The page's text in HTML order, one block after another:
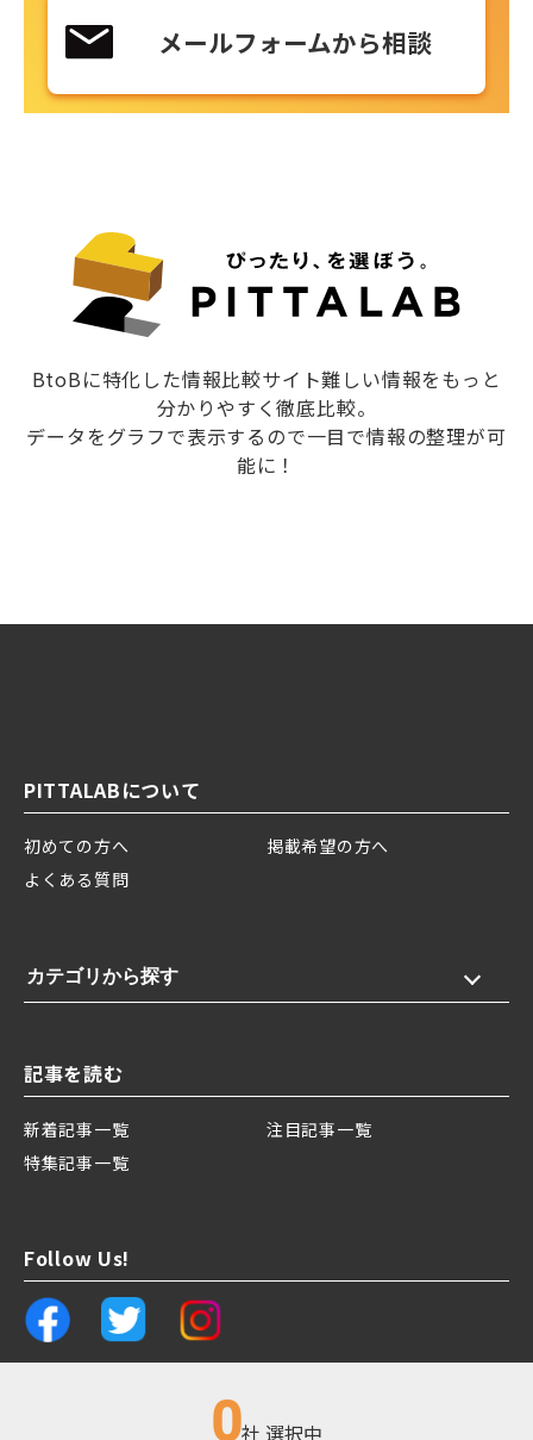
0社 選択中
メールフォームから相談
BtoBに特化した情報比較サイト難しい情報をもっと
分かりやすく徹底比較。
データをグラフで表示するので一目で情報の整理が可
能に！
PITTALABについて
初めての方へ
掲載希望の方へ
よくある質問
カテゴリから探す
記事を読む
新着記事一覧
注目記事一覧
特集記事一覧
Follow Us!